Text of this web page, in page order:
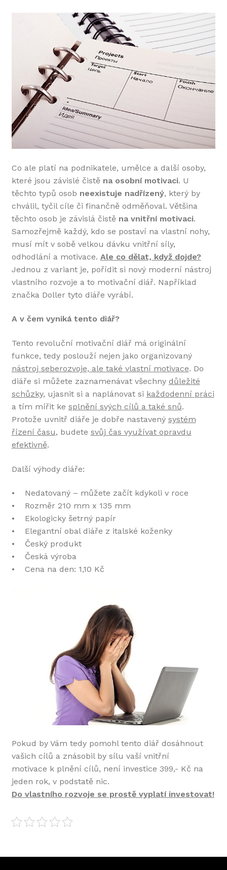
Co ale platí na podnikatele, umělce a další osoby,
které jsou závislé čistě na osobní motivaci. U
těchto typů osob neexistuje nadřízený, který by
chválil, tyčil cíle či finančně odměňoval. Většina
těchto osob je závislá čistě na vnitřní motivaci.
Samozřejmě každý, kdo se postaví na vlastní nohy,
musí mít v sobě velkou dávku vnitřní síly,
odhodlání a motivace. Ale co dělat, když dojde?
Jednou z variant je, pořídit si nový moderní nástroj
vlastního rozvoje a to motivační diář. Například
značka Doller tyto diáře vyrábí.
A v čem vyniká tento diář?
Tento revoluční motivační diář má originální
funkce, tedy poslouží nejen jako organizovaný
nástroj seberozvoje, ale také vlastní motivace. Do
diáře si můžete zaznamenávat všechny důležité
schůzky, ujasnit si a naplánovat si každodenní práci
a tím mířit ke splnění svých cílů a také snů.
Protože uvnitř diáře je dobře nastavený systém
řízení času, budete svůj čas využívat opravdu
efektivně.
Další výhody diáře:
• Nedatovaný – můžete začít kdykoli v roce
• Rozměr 210 mm x 135 mm
• Ekologicky šetrný papír
• Elegantní obal diáře z italské koženky
• Český produkt
• Česká výroba
• Cena na den: 1,10 Kč
Pokud by Vám tedy pomohl tento diář dosáhnout
vašich cílů a znásobil by sílu vaší vnitřní
motivace k plnění cílů, není investice 399,- Kč na
jeden rok, v podstatě nic.
Do vlastního rozvoje se prostě vyplatí investovat!